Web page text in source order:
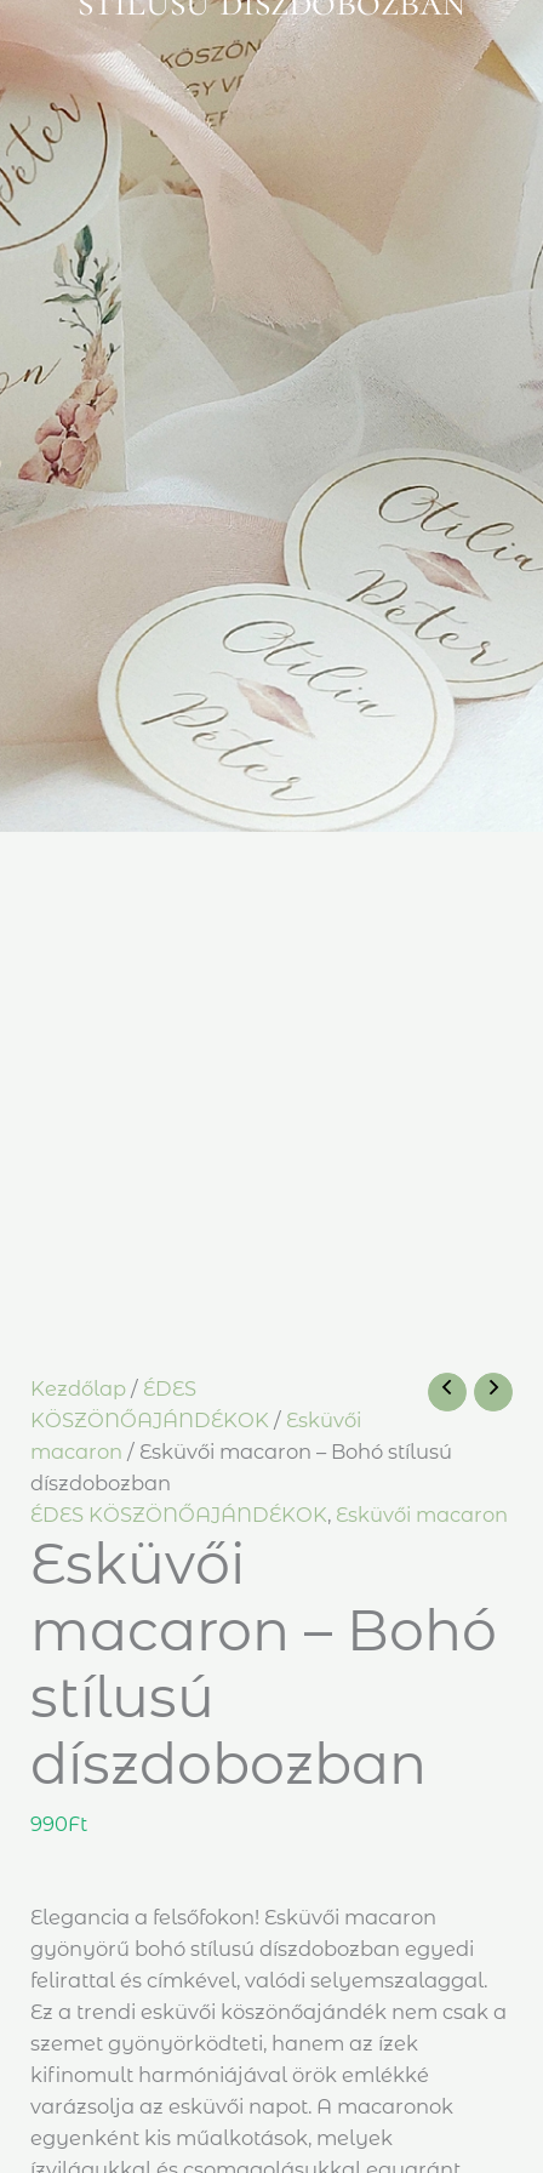
Kezdőlap / ÉDES
KÖSZÖNŐAJÁNDÉKOK / Esküvői
macaron / Esküvői macaron – Bohó stílusú
díszdobozban
ÉDES KÖSZÖNŐAJÁNDÉKOK, Esküvői macaron
Esküvői
macaron – Bohó
stílusú
díszdobozban
990Ft
Elegancia a felsőfokon! Esküvői macaron
gyönyörű bohó stílusú díszdobozban egyedi
felirattal és címkével, valódi selyemszalaggal.
Ez a trendi esküvői köszönőajándék nem csak a
szemet gyönyörködteti, hanem az ízek
kifinomult harmóniájával örök emlékké
varázsolja az esküvői napot. A macaronok
egyenként kis műalkotások, melyek